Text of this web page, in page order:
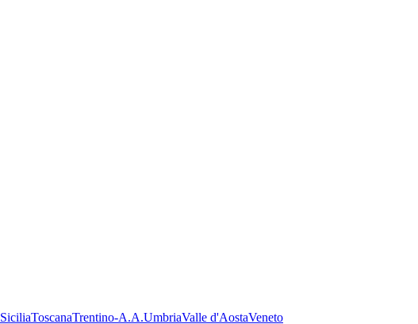
SiciliaToscanaTrentino-A.A.UmbriaValle d'AostaVeneto